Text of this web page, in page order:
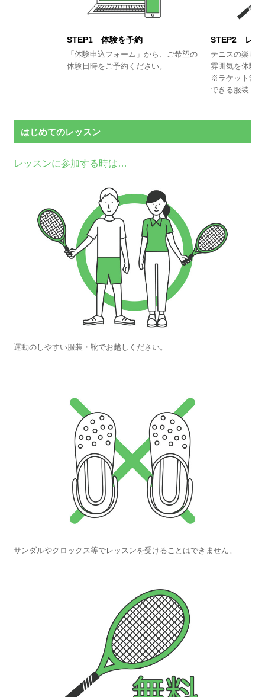
STEP1 体験を予約
「体験申込フォーム」から、ご希望の
体験日時をご予約ください。
STEP2 レッ
テニスの楽し
雰囲気を体験
※ラケット無
できる服装・
はじめてのレッスン
レッスンに参加する時は…
運動のしやすい服装・靴でお越しください。
サンダルやクロックス等でレッスンを受けることはできません。